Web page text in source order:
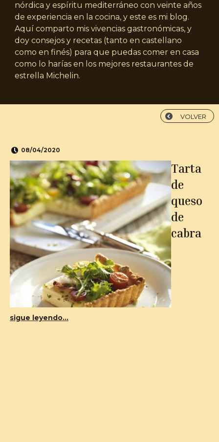
nórdica y espíritu mediterráneo con veinte años
de experiencia en la cocina, y este es mi blog.
Aquí comparto mis vivencias gastronómicas, y
doy consejos y recetas (tanto en castellano
como en finés) para que puedas comer en casa
como lo harías en los mejores restaurantes de
estrella Michelin.
VOLVER
08/04/2020
Tarta
de
queso
de
cabra
sigue leyendo...